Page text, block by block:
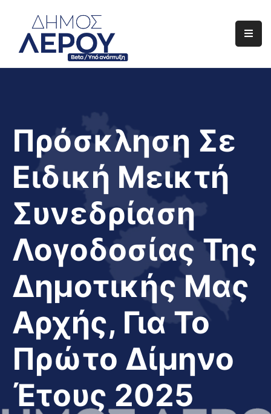
Αρχική
Διαφάνεια
Το
Νησί
Μας
Πρόσκληση Σε
Ειδική Μεικτή
Συνεδρίαση
Λογοδοσίας Της
Δημοτικής Μας
Αρχής, Για Το
Πρώτο Δίμηνο
Έτους 2025